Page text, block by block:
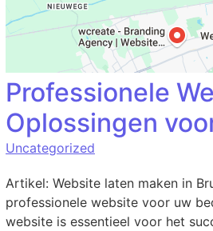
Professionele
Oplossingen
Uncategorized
Artikel: Website laten maken in
professionele website voor uw
website is essentieel voor het